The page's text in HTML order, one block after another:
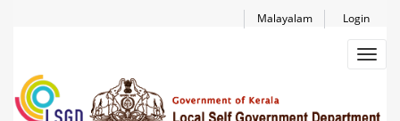
Login
Malayalam